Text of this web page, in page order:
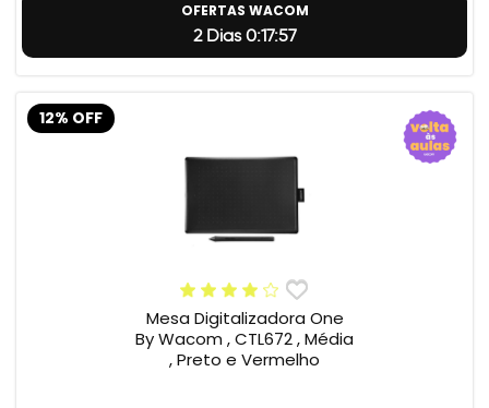
OFERTAS WACOM
2 Dias 0:17:56
12% OFF
Mesa Digitalizadora One
By Wacom , CTL672 , Média
, Preto e Vermelho